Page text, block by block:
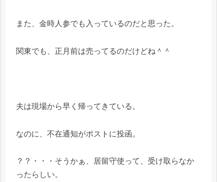
また、金時人参でも入っているのだと思った。
関東でも、正月前は売ってるのだけどね＾＾
夫は現場から早く帰ってきている。
なのに、不在通知がポストに投函。
？？・・・そうかぁ、居留守使って、受け取らなか
ったらしい。